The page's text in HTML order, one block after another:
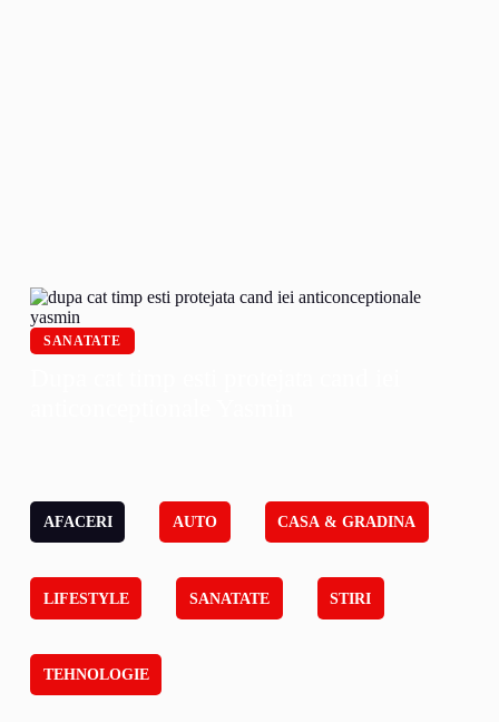
SANATATE
AFACERI AUTO CASA & GRADINA
LIFESTYLE SANATATE STIRI
TEHNOLOGIE